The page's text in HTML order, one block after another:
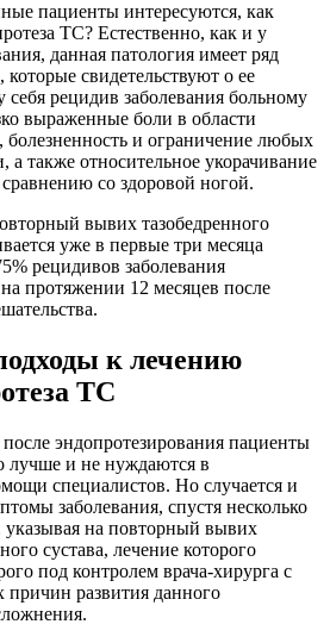
пациенты интересуются, как
ТС? Естественно, как и у
данная патология имеет ряд
свидетельствуют о ее
себя рецидив заболевания больному
выраженные боли в области
болезненность и ограничение любых
также относительное укорачивание
со здоровой ногой.
вывих тазобедренного
уже в первые три месяца
рецидивов заболевания
протяжении 12 месяцев после
к лечению
ТС
эндопротезирования пациенты
лучше и не нуждаются в
специалистов. Но случается и
заболевания, спустя несколько
указывая на повторный вывих
сустава, лечение которого
под контролем врача-хирурга с
развития данного